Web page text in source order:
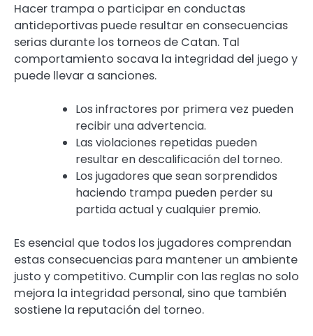
Hacer trampa o participar en conductas
antideportivas puede resultar en consecuencias
serias durante los torneos de Catan. Tal
comportamiento socava la integridad del juego y
puede llevar a sanciones.
Los infractores por primera vez pueden
recibir una advertencia.
Las violaciones repetidas pueden
resultar en descalificación del torneo.
Los jugadores que sean sorprendidos
haciendo trampa pueden perder su
partida actual y cualquier premio.
Es esencial que todos los jugadores comprendan
estas consecuencias para mantener un ambiente
justo y competitivo. Cumplir con las reglas no solo
mejora la integridad personal, sino que también
sostiene la reputación del torneo.